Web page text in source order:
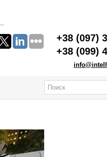
+38 (097)
+38 (099)